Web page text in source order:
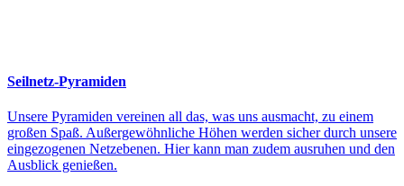
Seilnetz-Pyramiden
Unsere Pyramiden vereinen all das, was uns ausmacht, zu einem
großen Spaß. Außergewöhnliche Höhen werden sicher durch unsere
eingezogenen Netzebenen. Hier kann man zudem ausruhen und den
Ausblick genießen.